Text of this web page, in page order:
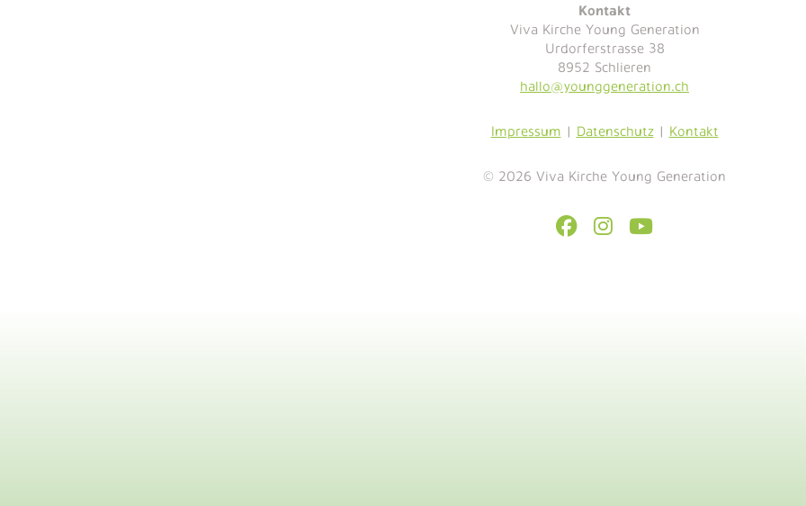
Kontakt
Viva Kirche Young Generation
Urdorferstrasse 38
8952 Schlieren
hallo@younggeneration.ch
Impressum | Datenschutz| Kontakt
© 2026 Viva Kirche Young Generation